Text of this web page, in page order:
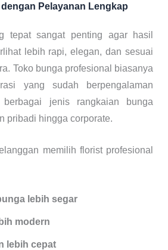
Pelayanan Lengkap
tepat sangat penting agar hasil
lebih rapi, elegan, dan sesuai
Toko bunga profesional biasanya
yang sudah berpengalaman
berbagai jenis rangkaian bunga
pribadi hingga corporate.
memilih florist profesional
lebih segar
modern
lebih cepat